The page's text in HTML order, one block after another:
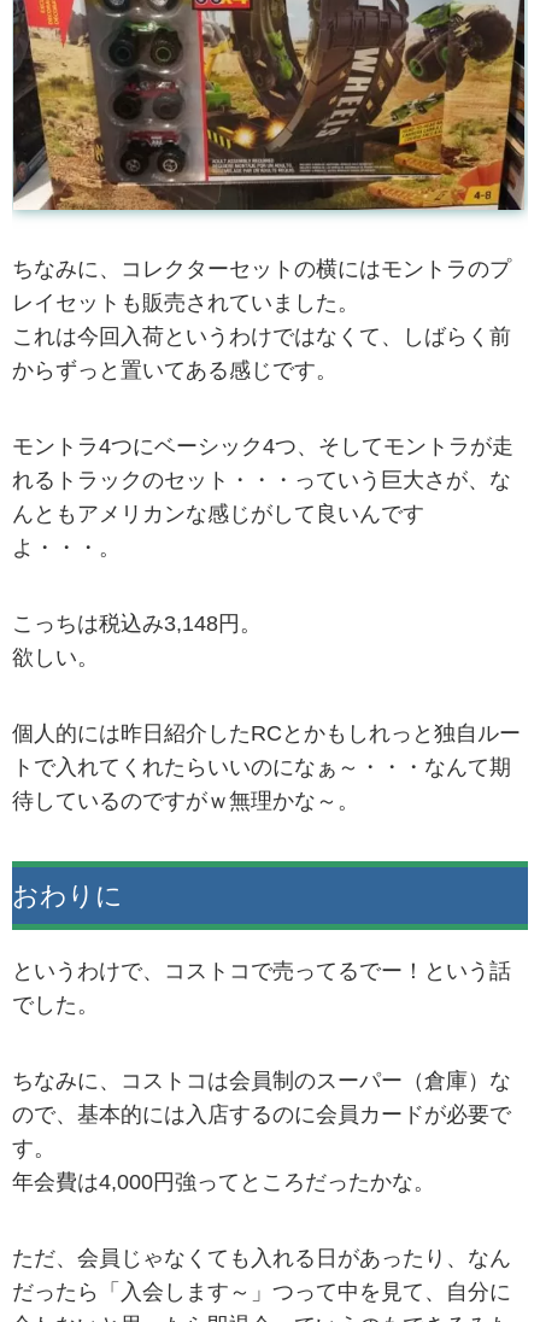
ちなみに、コレクターセットの横にはモントラのプ
レイセットも販売されていました。
これは今回入荷というわけではなくて、しばらく前
からずっと置いてある感じです。
モントラ4つにベーシック4つ、そしてモントラが走
れるトラックのセット・・・っていう巨大さが、な
んともアメリカンな感じがして良いんです
よ・・・。
こっちは税込み3,148円。
欲しい。
個人的には昨日紹介したRCとかもしれっと独自ルー
トで入れてくれたらいいのになぁ～・・・なんて期
待しているのですがｗ無理かな～。
おわりに
というわけで、コストコで売ってるでー！という話
でした。
ちなみに、コストコは会員制のスーパー（倉庫）な
ので、基本的には入店するのに会員カードが必要で
す。
年会費は4,000円強ってところだったかな。
ただ、会員じゃなくても入れる日があったり、なん
だったら「入会します～」つって中を見て、自分に